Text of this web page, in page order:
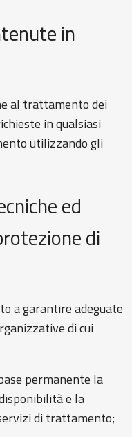
in
al trattamento dei
in qualsiasi
utilizzando gli
ed
di
a garantire adeguate
di cui
permanente la
e la
di trattamento;